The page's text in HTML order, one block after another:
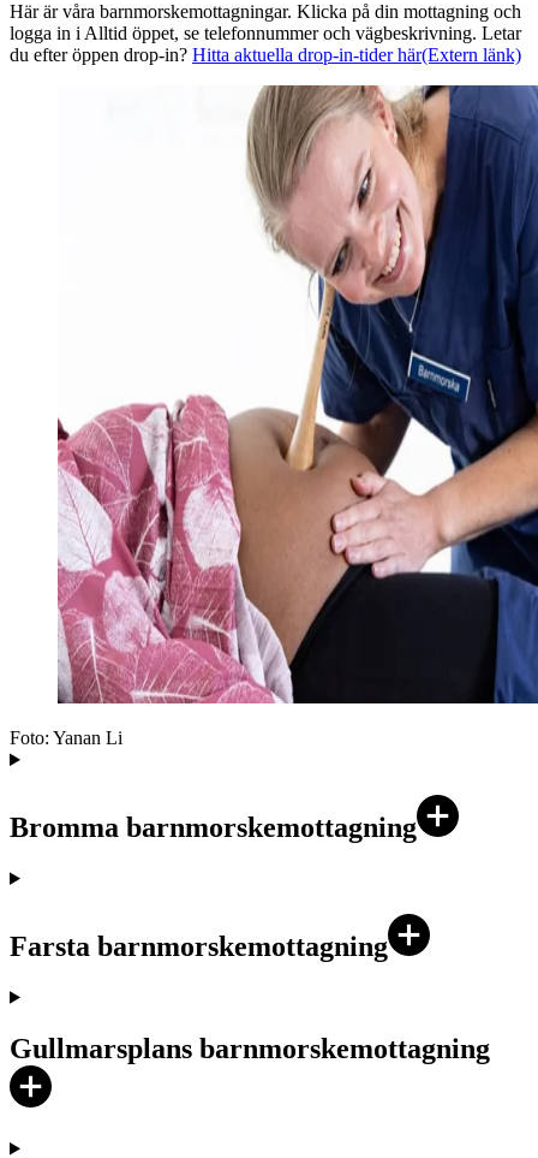
Här är våra barnmorskemottagningar. Klicka på din mottagning och
logga in i Alltid öppet, se telefonnummer och vägbeskrivning. Letar
du efter öppen drop-in? Hitta aktuella drop-in-tider här(Extern länk)
Foto: Yanan Li
Bromma barnmorskemottagning
Farsta barnmorskemottagning
Gullmarsplans barnmorskemottagning